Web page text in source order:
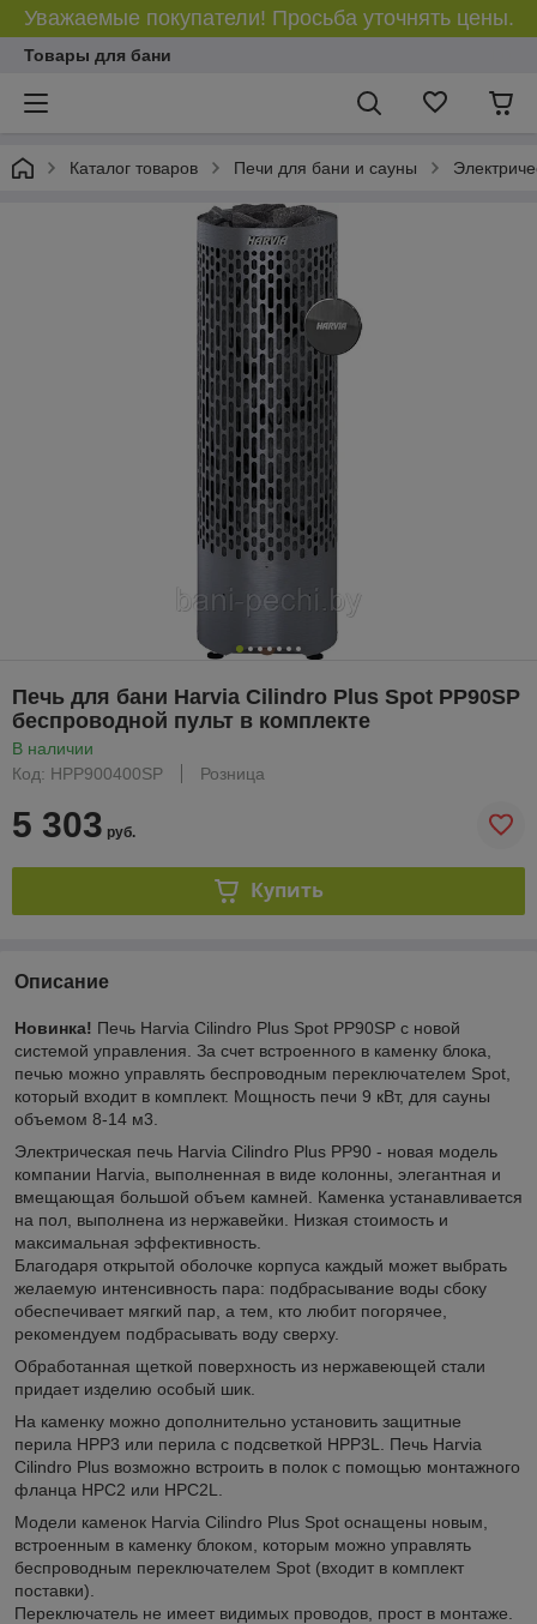
Уважаемые покупатели! Просьба уточнять цены.
Товары для бани
Каталог товаров Печи для бани и сауны
Печь для бани Harvia Cilindro Plus Spot PP90SP
беспроводной пульт в комплекте
В наличии
Код: HPP900400SP
Розница
5 303 руб.
Купить
Описание
Новинка! Печь Harvia Cilindro Plus Spot PP90SP с новой
системой управления. За счет встроенного в каменку блока,
печью можно управлять беспроводным переключателем Spot,
который входит в комплект. Мощность печи 9 кВт, для сауны
объемом 8-14 м3
Электрическая печь Harvia Cilindro Plus PP90 - новая модель
компании Harvia, выполненная в виде колонны, элегантная и
вмещающая большой объем камней. Каменка устанавливается
на пол, выполнена из нержавейки. Низкая стоимость и
максимальная эффективность.
Благодаря открытой оболочке корпуса каждый может выбрать
желаемую интенсивность пара: подбрасывание воды сбоку
обеспечивает мягкий пар, а тем, кто любит погорячее,
рекомендуем подбрасывать воду сверху.
Обработанная щеткой поверхность из нержавеющей стали
придает изделию особый шик.
На каменку можно дополнительно установить защитные
перила HPP3 или перила с подсветкой HPP3L. Печь Harvia
Cilindro Plus возможно встроить в полок с помощью монтажного
фланца HPC2 или HPC2L.
Модели каменок Harvia Cilindro Plus Spot оснащены новым,
встроенным в каменку блоком, которым можно управлять
беспроводным переключателем Spot (входит в комплект
поставки).
Переключатель не имеет видимых проводов, прост в монтаже.